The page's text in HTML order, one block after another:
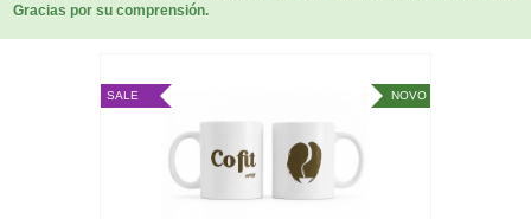
Gracias por su comprensión.
NOVO
SALE